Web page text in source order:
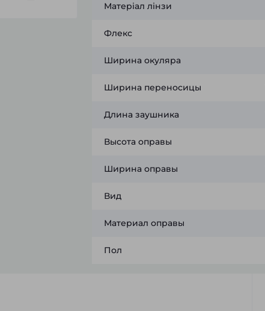
Матеріал лінзи
Флекс
Ширина окуляра
Ширина переносицы
Длина заушника
Высота оправы
Ширина оправы
Вид
Материал оправы
Пол